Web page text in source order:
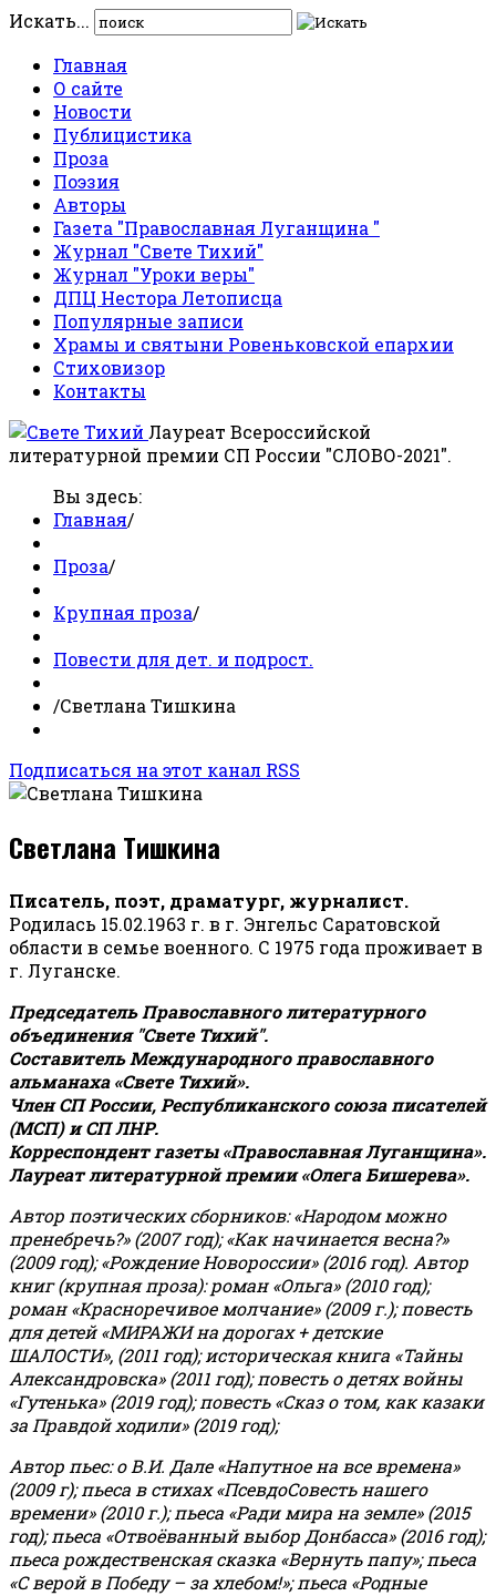
Искать...
Главная
О сайте
Новости
Публицистика
Проза
Поэзия
Авторы
Газета "Православная Луганщина "
Журнал "Свете Тихий"
Журнал "Уроки веры"
ДПЦ Нестора Летописца
Популярные записи
Храмы и святыни Ровеньковской епархии
Стиховизор
Контакты
Лауреат Всероссийской
литературной премии СП России "СЛОВО-2021".
Вы здесь:
Главная/
Проза/
Крупная проза/
Повести для дет. и подрост.
/Светлана Тишкина
Подписаться на этот канал RSS
Светлана Тишкина
Писатель, поэт, драматург, журналист.
Родилась 15.02.1963 г. в г. Энгельс Саратовской
области в семье военного. С 1975 года проживает в
г. Луганске.
Председатель Православного литературного
объединения "Свете Тихий".
Составитель Международного православного
альманаха «Свете Тихий».
Член СП России, Республиканского союза писателей
(МСП) и СП ЛНР.
Корреспондент газеты «Православная Луганщина».
Лауреат литературной премии «Олега Бишерева».
Автор поэтических сборников: «Народом можно
пренебречь?» (2007 год); «Как начинается весна?»
(2009 год); «Рождение Новороссии» (2016 год). Автор
книг (крупная проза): роман «Ольга» (2010 год);
роман «Красноречивое молчание» (2009 г.); повесть
для детей «МИРАЖИ на дорогах + детские
ШАЛОСТИ», (2011 год); историческая книга «Тайны
Александровска» (2011 год); повесть о детях войны
«Гутенька» (2019 год); повесть «Сказ о том, как казаки
за Правдой ходили» (2019 год);
Автор пьес: о В.И. Дале «Напутное на все времена»
(2009 г); пьеса в стихах «ПсевдоСовесть нашего
времени» (2010 г.); пьеса «Ради мира на земле» (2015
год); пьеса «Отвоёванный выбор Донбасса» (2016 год);
пьеса рождественская сказка «Вернуть папу»; пьеса
«С верой в Победу – за хлебом!»;пьеса «Родные